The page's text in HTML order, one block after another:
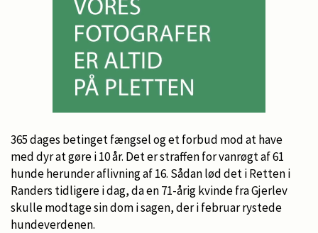
365 dages betinget fængsel og et forbud mod at have
med dyr at gøre i 10 år. Det er straffen for vanrøgt af 61
hunde herunder aflivning af 16. Sådan lød det i Retten i
Randers tidligere i dag, da en 71-årig kvinde fra Gjerlev
skulle modtage sin dom i sagen, der i februar rystede
hundeverdenen.